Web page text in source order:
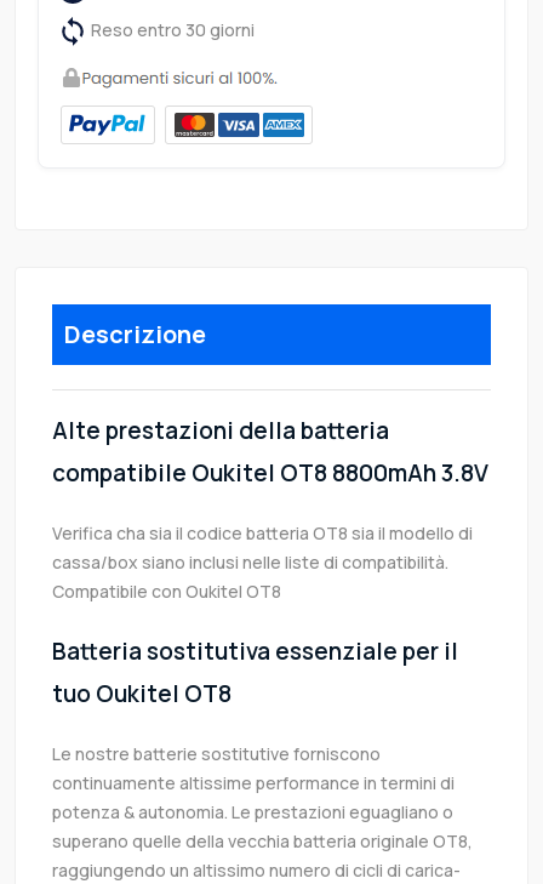
Reso entro 30 giorni
Descrizione
Alte prestazioni della batteria
compatibile Oukitel OT8 8800mAh 3.8V
Verifica cha sia il codice batteria OT8 sia il modello di
cassa/box siano inclusi nelle liste di compatibilità.
Compatibile con Oukitel OT8
Batteria sostitutiva essenziale per il
tuo Oukitel OT8
Le nostre batterie sostitutive forniscono
continuamente altissime performance in termini di
potenza & autonomia. Le prestazioni eguagliano o
superano quelle della vecchia batteria originale OT8,
raggiungendo un altissimo numero di cicli di carica-